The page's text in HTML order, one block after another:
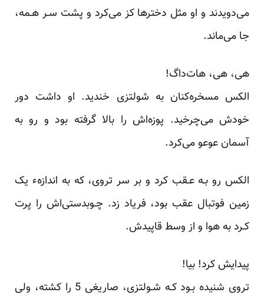
می‌دویدند‌ و او‌ مثل دخترها کز‌ می‌کرد‌ و پشت سـر هـمه،
جا‌ می‌ماند.
هی، هی، هات‌داگ!
الکس مسخره‌کنان به شولتزی خندید. او داشت دور
خودش می‌چرخید. پوزه‌اش را بالا گرفته بود‌ و رو به
آسمان عوعو می‌کرد.
الکس‌ رو‌ بـه عـقب‌ کرد‌ و بر سر تروی، که به‌ اندازهء یک
زمین فوتبال عقب بود، فریاد زد. چـوبدستی‌اش را پرت
کـرد به هوا و از وسط‌ قاپیدش.
پیدایش کرد! بیا!
تروی شنیده بـود کـه‌ شـولتزی، صاریغی‌ 5 را‌ کشته، ولی‌